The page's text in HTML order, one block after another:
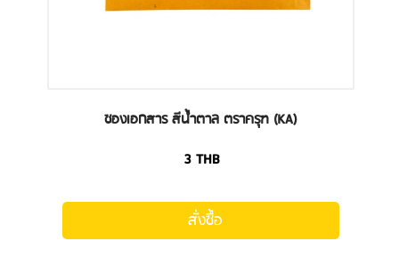
ซองเอกสาร สีน้ำตาล ตราครุฑ (KA)
3 THB
สั่งซื้อ